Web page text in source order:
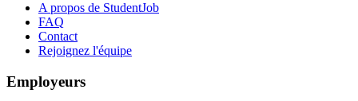
A propos de StudentJob
FAQ
Contact
Rejoignez l'équipe
Employeurs